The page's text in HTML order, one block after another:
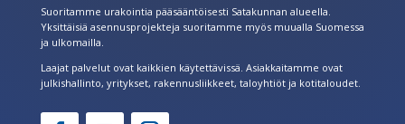
Suoritamme urakointia pääsääntöisesti Satakunnan alueella.
Yksittäisiä asennusprojekteja suoritamme myös muualla Suomessa
ja ulkomailla.
Laajat palvelut ovat kaikkien käytettävissä. Asiakkaitamme ovat
julkishallinto, yritykset, rakennusliikkeet, taloyhtiöt ja kotitaloudet.